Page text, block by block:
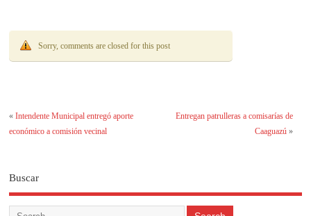
Sorry, comments are closed for this post
«Intendente Municipal entregó aporte
económico a comisión vecinal
Entregan patrulleras a comisarías de
Caaguazú»
Buscar